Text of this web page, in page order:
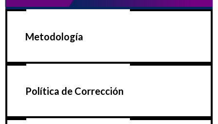
Metodología
Política de Corrección